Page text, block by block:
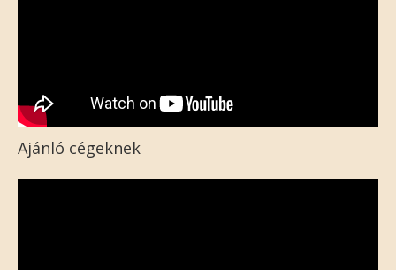
Ajánló cégeknek